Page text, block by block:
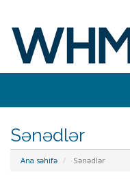
Sənədlər
Ana səhifə Sənədlər